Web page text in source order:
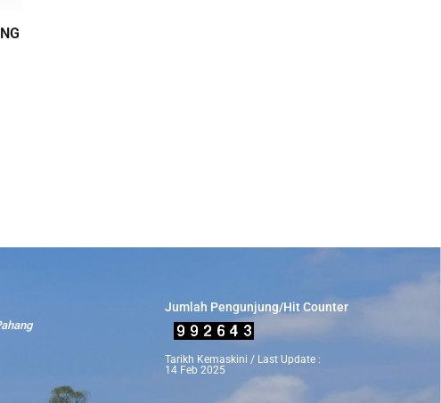
Jumlah Pengunjung/Hit Counter
Tarikh Kemaskini / Last Update :
14 Feb 2025